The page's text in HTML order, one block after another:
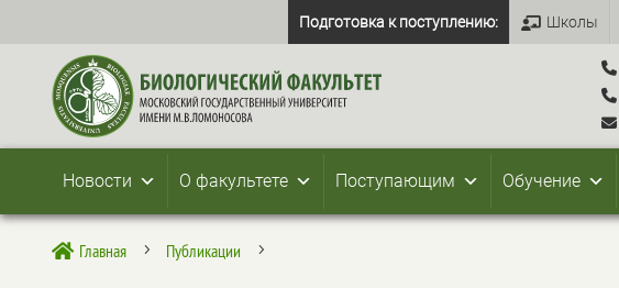
Подготовка к поступлению: Школы
Новости О факультете Поступающим Обучение
 Главная 5 Публикации 5